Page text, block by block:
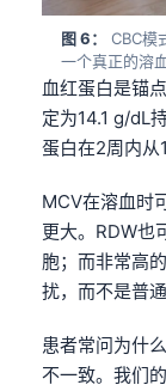
图 6：
CBC模
一个真正的溶
血红蛋白是锚
定为14.1 g/dL
蛋白在2周内从
MCV在溶血时
更大。RDW也
胞；而非常高
扰，而不是普
患者常问为什
不一致。我们